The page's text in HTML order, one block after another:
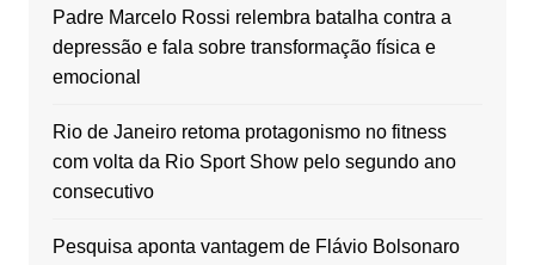
Padre Marcelo Rossi relembra batalha contra a
depressão e fala sobre transformação física e
emocional
Rio de Janeiro retoma protagonismo no fitness
com volta da Rio Sport Show pelo segundo ano
consecutivo
Pesquisa aponta vantagem de Flávio Bolsonaro